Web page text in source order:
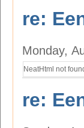
re:
Monday,
NeatHtml not
re: